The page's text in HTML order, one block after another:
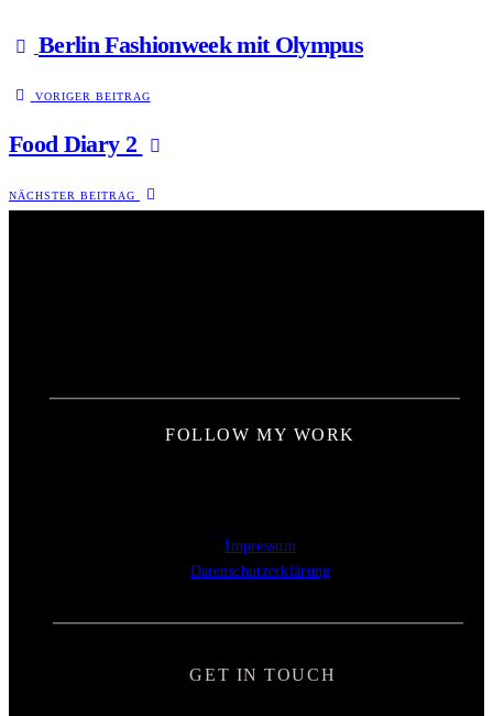
Berlin Fashionweek mit Olympus
VORIGER BEITRAG
Food Diary 2
NÄCHSTER BEITRAG
FOLLOW MY WORK
GET IN TOUCH
Impressum
Datenschutzerklärung